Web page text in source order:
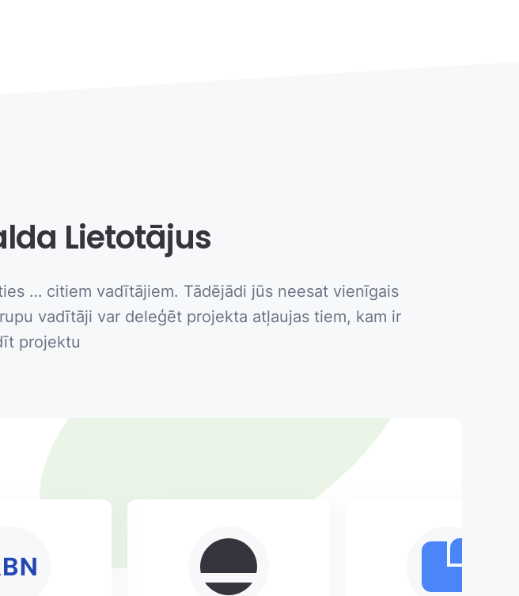
Lietotājus
… citiem vadītājiem. Tādējādi jūs neesat vienīgais
vadītāji var deleģēt projekta atļaujas tiem, kam ir
projektu